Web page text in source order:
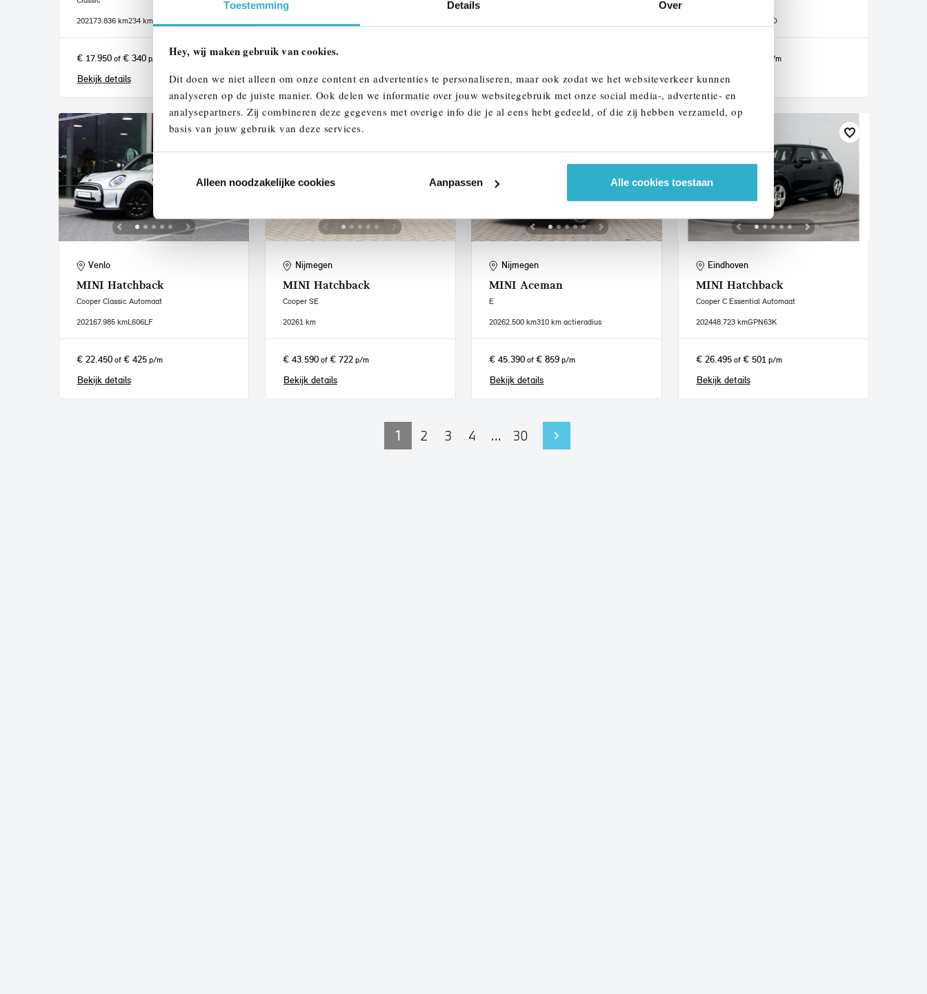
Toestemming Details Over
Hey, wij maken gebruik van cookies.
Dit doen we niet alleen om onze content en advertenties te personaliseren, maar ook zodat we het websiteverkeer kunnen
analyseren op de juiste manier. Ook delen we informatie over jouw websitegebruik met onze social media-, advertentie- en
analysepartners. Zij combineren deze gegevens met overige info die je al eens hebt gedeeld, of die zij hebben verzameld, op
basis van jouw gebruik van deze services.
Alleen noodzakelijke cookies Aanpassen Alle cookies toestaan
202173.836 km234 km actieradius
€ 17.950of € 340p/m
Bekijk details
€ 51.390 € 851
Bekijk details Bekijk details
GPN02D
p/m
Bekijk details
Venlo
MINI Hatchback
Cooper Classic Automaat
202167.985 kmL606LF
€ 22.450of € 425p/m
Bekijk details
Nijmegen
MINI Hatchback
Cooper SE
20261 km
€ 43.590of € 722p/m
Bekijk details
Nijmegen
MINI Aceman
E
20262.500 km310 km actieradius
€ 45.390 of€ 859 p/m
Bekijk details
Eindhoven
MINI Hatchback
Cooper C Essential Automaat
202448.723 kmGPN63K
€ 26.495of € 501p/m
Bekijk details
1 2 3 4 ... 30